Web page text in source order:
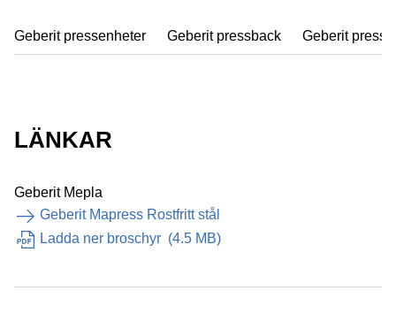
Geberit pressenheter Geberit pressback Geberit
LÄNKAR
Geberit Mepla
Geberit Mapress Rostfritt stål
Ladda ner broschyr (4.5 MB)